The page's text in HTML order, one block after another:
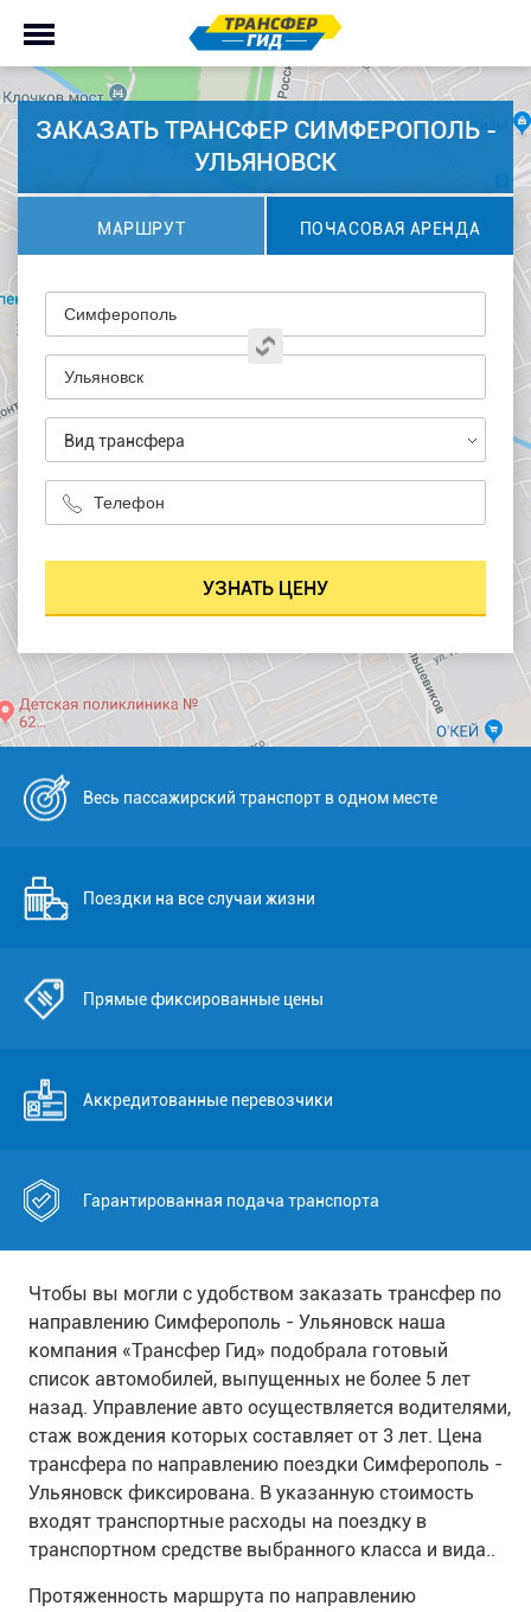
ЗАКАЗАТЬ ТРАНСФЕР СИМФЕРОПОЛЬ -
УЛЬЯНОВСК
МАРШРУТ ПОЧАСОВАЯ АРЕНДА
Вид трансфера
Весь пассажирский транспорт в одном месте
Поездки на все случаи жизни
Прямые фиксированные цены
Аккредитованные перевозчики
Гарантированная подача транспорта
Чтобы вы могли с удобством заказать трансфер по
направлению Симферополь - Ульяновск наша
компания «Трансфер Гид» подобрала готовый
список автомобилей, выпущенных не более 5 лет
назад. Управление авто осуществляется водителями,
стаж вождения которых составляет от 3 лет. Цена
трансфера по направлению поездки Симферополь -
Ульяновск фиксирована. В указанную стоимость
входят транспортные расходы на поездку в
транспортном средстве выбранного класса и вида..
Протяженность маршрута по направлению